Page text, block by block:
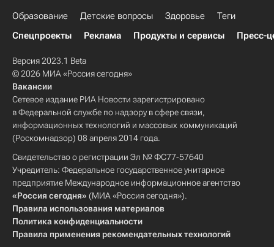
Образование Детские вопросы Здоровье
Теги
Спецпроекты
Реклама Продукты и сервисы Пресс-
Версия 2023.1 Beta
© 2026 МИА «Россия сегодня»
Вакансии
Сетевое издание РИА Новости зарегистрировано
в Федеральной службе по надзору в сфере связи,
информационных технологий и массовых коммуникаций
(Роскомнадзор) 08 апреля 2014 года.
Свидетельство о регистрации Эл № ФС77-57640
Учредитель: Федеральное государственное унитарное
предприятие Международное информационное агентство
«Россия сегодня» (МИА «Россия сегодня»).
Правила использования материалов
Политика конфиденциальности
Правила применения рекомендательных технологий